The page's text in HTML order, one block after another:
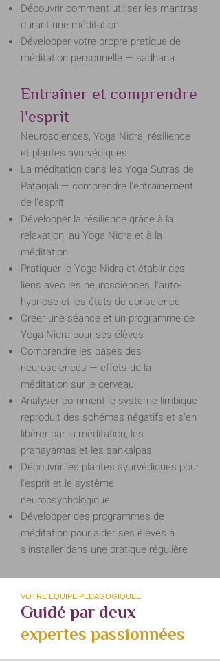
Découvrir comment utiliser les mantras
durant une méditation
Développer votre propre pratique de
méditation personnelle — sadhana
Entraîner et comprendre
l'esprit
Neurosciences, Yoga Nidra, résilience
et plantes ayurvédiques
La méditation dans les Yoga Sutras de
Patanjali — comprendre l'entraînement
de l'esprit
Développer la résilience grâce à la
relaxation, au Yoga Nidra et à la
méditation
Pratiquer le Yoga Nidra et établir des
liens avec les neurosciences, l'auto-
hypnose et les états de conscience
Créer une séance et un programme de
Yoga Nidra pour ses élèves
Comprendre les bases des
neurosciences — effets de la
méditation sur le cerveau
Analyser comment le système limbique
reproduit des schémas négatifs et s'en
libérer par la méditation, les
pranayamas et les sankalpas
Découvrir les plantes ayurvédiques pour
l'esprit et le système
neuropsychologique
Développer des programmes de
méditation pour aider ses élèves à
s'installer dans une pratique régulière
VOTRE EQUIPE PEDAGOGIQUEE
Guidé par deux
expertes passionnées